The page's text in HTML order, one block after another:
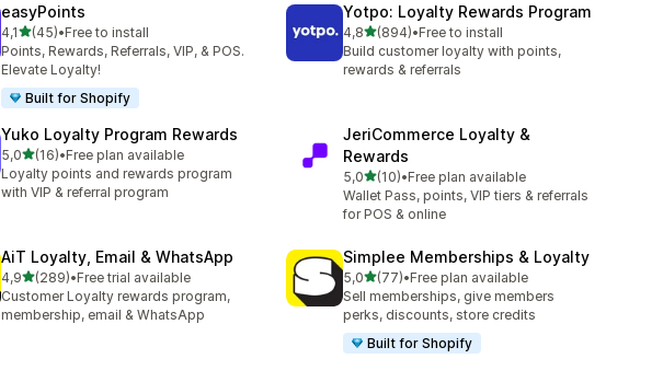
easyPoints
4,1av 5 stjerner
(45)
Totalt 45 omtaler
•Free to install
Points, Rewards, Referrals, VIP, & POS.
Elevate Loyalty!
Built for Shopify
Yotpo: Loyalty Rewards Program
4,8av 5 stjerner
(894)
Totalt 894 omtaler
•Free to install
Build customer loyalty with points,
rewards & referrals
Yuko Loyalty Program Rewards
5,0av 5 stjerner
(16)
Totalt 16 omtaler
•Free plan available
Loyalty points and rewards program
with VIP & referral program
JeriCommerce Loyalty &
Rewards
5,0av 5 stjerner
(10)
Totalt 10 omtaler
•Free plan available
Wallet Pass, points, VIP tiers & referrals
for POS & online
AiT Loyalty, Email & WhatsApp
4,9av 5 stjerner
(289)
Totalt 289 omtaler
•Free trial available
Customer Loyalty rewards program,
membership, email & WhatsApp
Simplee Memberships & Loyalty
5,0av 5 stjerner
(77)
Totalt 77 omtaler
•Free plan available
Sell memberships, give members
perks, discounts, store credits
Built for Shopify